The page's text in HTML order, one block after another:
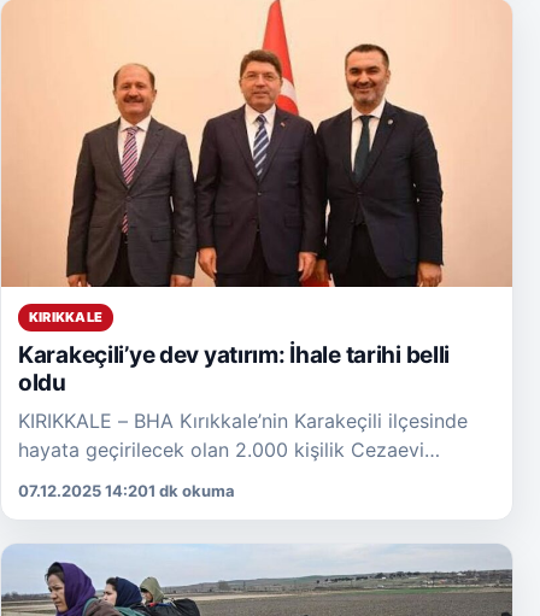
KIRIKKALE
Karakeçili’ye dev yatırım: İhale tarihi belli
oldu
KIRIKKALE – BHA Kırıkkale’nin Karakeçili ilçesinde
hayata geçirilecek olan 2.000 kişilik Cezaevi
07.12.2025 14:201 dk okuma